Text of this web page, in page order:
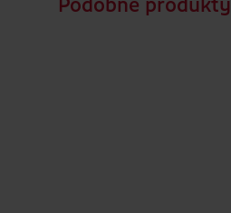
Podobné produkty